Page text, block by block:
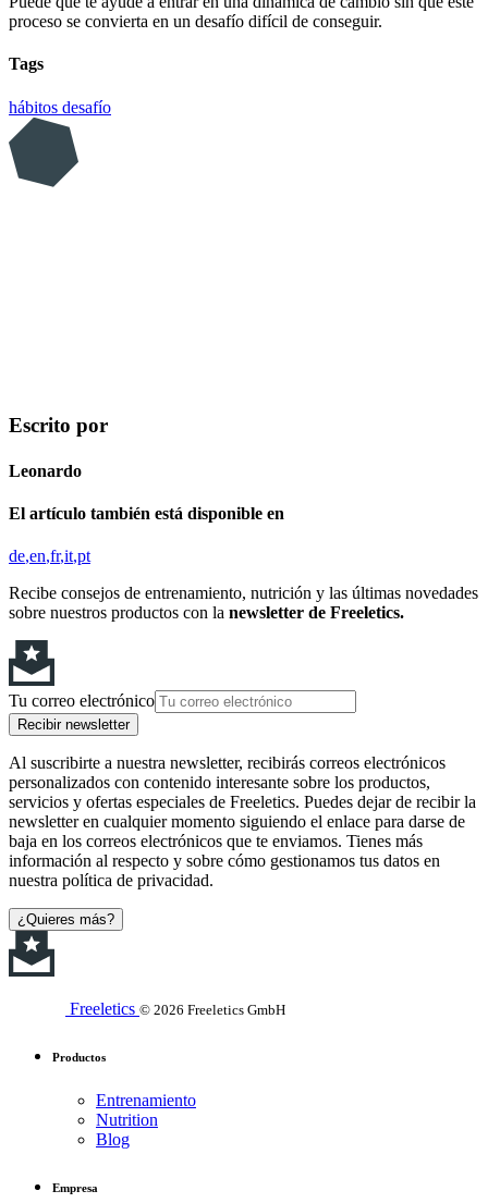
proceso se convierta en un desafío difícil de conseguir.
Tags
hábitos desafío
Escrito por
Leonardo
El artículo también está disponible en
de en fr it pt
Recibe consejos de entrenamiento, nutrición y las últimas novedades
sobre nuestros productos con la newsletter de Freeletics.
Tu correo electrónico
Recibir newsletter
Al suscribirte a nuestra newsletter, recibirás correos electrónicos
personalizados con contenido interesante sobre los productos,
servicios y ofertas especiales de Freeletics. Puedes dejar de recibir la
newsletter en cualquier momento siguiendo el enlace para darse de
baja en los correos electrónicos que te enviamos. Tienes más
información al respecto y sobre cómo gestionamos tus datos en
nuestra política de privacidad.
¿Quieres más?
Freeletics © 2026 Freeletics GmbH
Productos
Entrenamiento
Nutrition
Blog
Empresa